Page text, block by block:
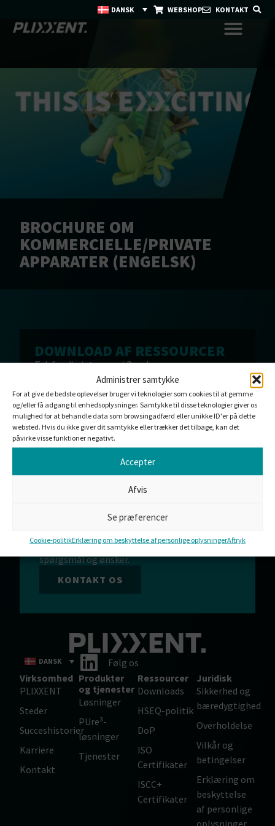
Administrer samtykke
For at give de bedste oplevelser bruger vi teknologier som cookies til at gemme
og/eller få adgang til enhedsoplysninger. Samtykke til disse teknologier giver os
mulighed for at behandle data som browsingadfærd eller unikke ID'er på dette
websted. Hvis du ikke giver dit samtykke eller trækker det tilbage, kan det
påvirke visse funktioner negativt.
Accepter
Afvis
Se præferencer
Cookie-politikErklæring om beskyttelse af personlige oplysningerAftryk
DANSK WEBSHOP KONTAKT
BROCHURE OM
KOMMERCIELLE/PRIVATE
APPARATER (ENGELSK)
DOWNLOAD AF RESSOURCER
Tak for din interesse i Brochure om
kommercielle/private apparater (engelsk). Hvis
din download endnu ikke er startet, bedes du
klikke på download.
DOWNLOAD
KUNNE DU TÆNKE DIG AT
Vi tilbyder standardløsninger eller
skræddersyede produkter til dine behov. Vores
team er altid klar til at svare på dine
spørgsmål og ønsker.
KONTAKT OS
DANSK
Følg os
Virksomhed
PLIXXENT
Steder
Succeshistorier
Karriere
Kontakt
Produkter
og tjenester
Løsninger
PUre³-
løsninger
Tjenester
Ressourcer
Downloads
HSEQ-politik
DoP
ISO
Certifikater
ISCC+
Certifikater
Juridisk
Sikkerhed og
bæredygtighed
Overholdelse
Vilkår og
betingelser
Erklæring om
beskyttelse
af personlige
oplysninger